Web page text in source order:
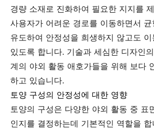
경량 소재로 진화하여 필요한 지지를
사용자가 어려운 경로를 이동하면서
유도하여 안정성을 희생하지 않고도
있도록 합니다. 기술과 세심한 디자인
계의 야외 활동 애호가들을 위해 보다
하고 있습니다.
토양 구성의 안정성에 대한 영향
토양의 구성은 다양한 야외 활동 중 표
인지를 결정하는데 기본적인 역할을